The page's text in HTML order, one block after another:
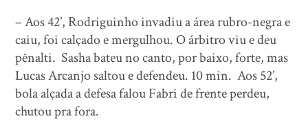
– Aos 42’, Rodriguinho invadiu a área rubro-negra e
caiu, foi calçado e mergulhou. O árbitro viu e deu
pênalti. Sasha bateu no canto, por baixo, forte, mas
Lucas Arcanjo saltou e defendeu. 10 min. Aos 52’,
bola alçada a defesa falou Fabri de frente perdeu,
chutou pra fora.